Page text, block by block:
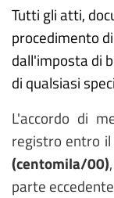
Tutti gli atti,
procedimento
dall'imposta di
di qualsiasi
L'accordo di
registro entro
(centomila/00)
parte eccedente